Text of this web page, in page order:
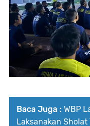
Baca Juga : WBP
Laksanakan